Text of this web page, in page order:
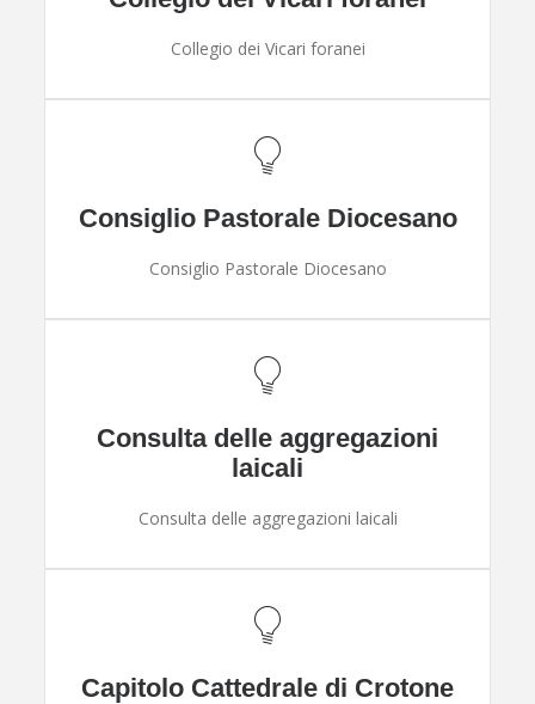
Collegio dei Vicari foranei
Consiglio Pastorale Diocesano
Consiglio Pastorale Diocesano
Consulta delle aggregazioni
laicali
Consulta delle aggregazioni laicali
Capitolo Cattedrale di Crotone